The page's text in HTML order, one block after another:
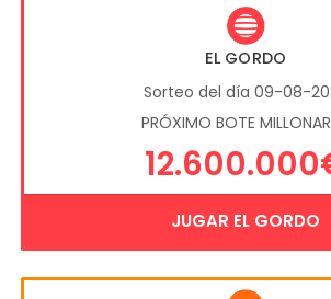
EL GORDO
Sorteo del día 09-08-
PRÓXIMO BOTE
JUGAR EL GORDO